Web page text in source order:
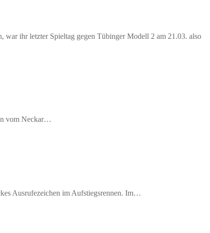
war ihr letzter Spieltag gegen Tübinger Modell 2 am 21.03. also
vom Neckar…
Ausrufezeichen im Aufstiegsrennen. Im…